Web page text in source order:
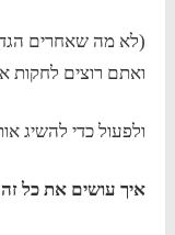
(לא מה שאחרים
ואתם רוצים לחקות
ולפעול כדי להשיג
איך עושים את כל